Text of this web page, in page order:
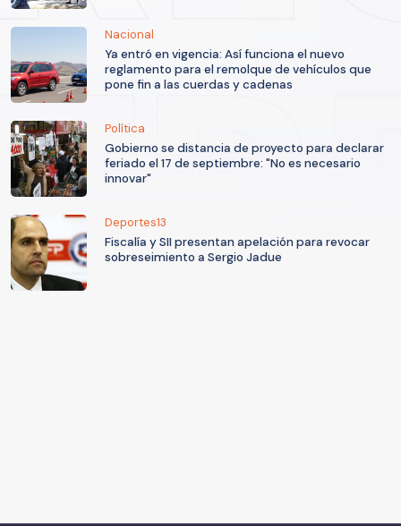
Nacional
Ya entró en vigencia: Así funciona el nuevo
reglamento para el remolque de vehículos que
pone fin a las cuerdas y cadenas
Política
Gobierno se distancia de proyecto para declarar
feriado el 17 de septiembre: "No es necesario
innovar"
Deportes13
Fiscalía y SII presentan apelación para revocar
sobreseimiento a Sergio Jadue